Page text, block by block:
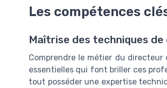
Les compétences
Maîtrise des techniques
Comprendre le métier du
essentielles qui font briller ces
tout posséder une expertise